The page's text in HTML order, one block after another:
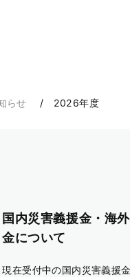
らせ 2026年度
国内災害義援金・海
金について
現在受付中の国内災害義援金